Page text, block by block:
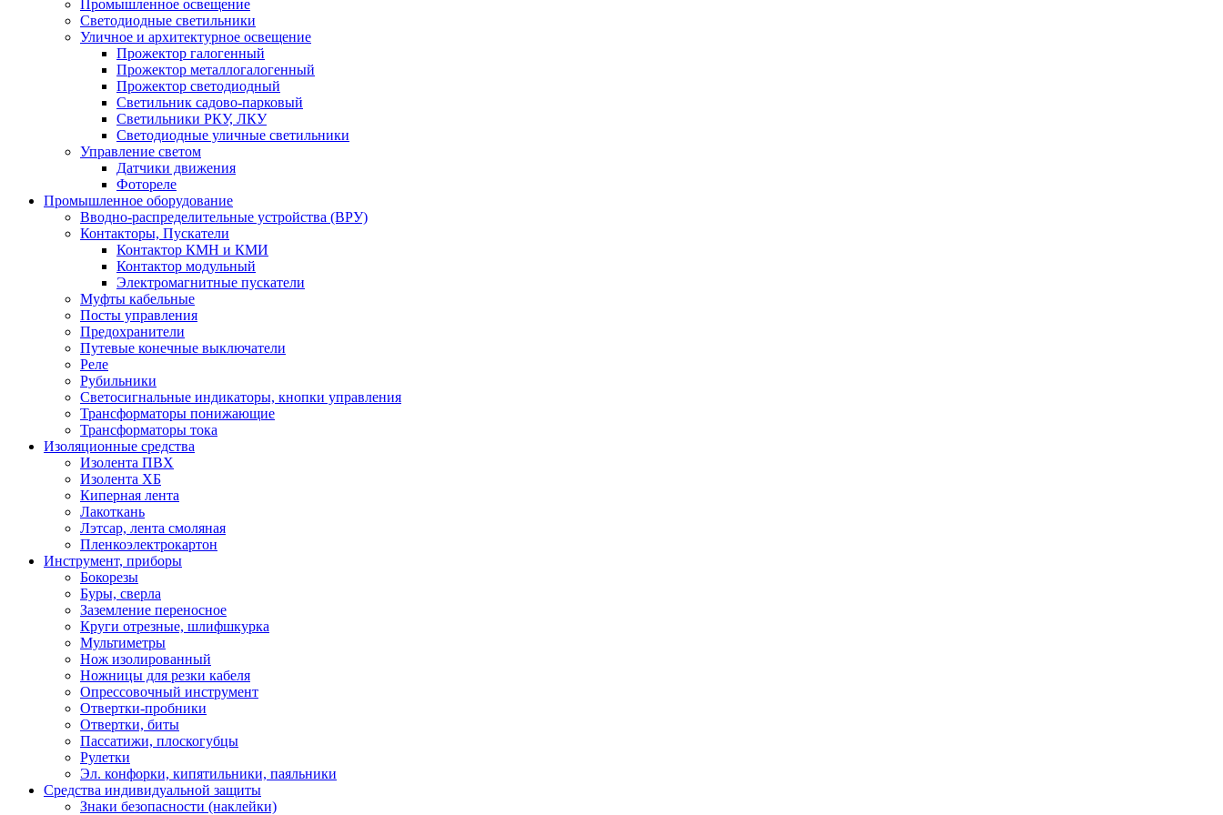
Промышленное освещение
Светодиодные светильники
Уличное и архитектурное освещение
Прожектор галогенный
Прожектор металлогалогенный
Прожектор светодиодный
Светильник садово-парковый
Светильники РКУ, ЛКУ
Светодиодные уличные светильники
Управление светом
Датчики движения
Фотореле
Промышленное оборудование
Вводно-распределительные устройства (ВРУ)
Контакторы, Пускатели
Контактор КМН и КМИ
Контактор модульный
Электромагнитные пускатели
Муфты кабельные
Посты управления
Предохранители
Путевые конечные выключатели
Реле
Рубильники
Светосигнальные индикаторы, кнопки управления
Трансформаторы понижающие
Трансформаторы тока
Изоляционные средства
Изолента ПВХ
Изолента ХБ
Киперная лента
Лакоткань
Лэтсар, лента смоляная
Пленкоэлектрокартон
Инструмент, приборы
Бокорезы
Буры, сверла
Заземление переносное
Круги отрезные, шлифшкурка
Мультиметры
Нож изолированный
Ножницы для резки кабеля
Опрессовочный инструмент
Отвертки-пробники
Отвертки, биты
Пассатижи, плоскогубцы
Рулетки
Эл. конфорки, кипятильники, паяльники
Средства индивидуальной защиты
Знаки безопасности (наклейки)